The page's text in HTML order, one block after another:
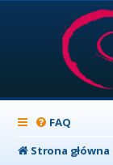
FAQ
Strona główna